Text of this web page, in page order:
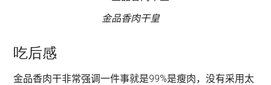
金品香肉干皇
吃后感
金品香肉干非常强调一件事就是99%是瘦肉，没有采用太